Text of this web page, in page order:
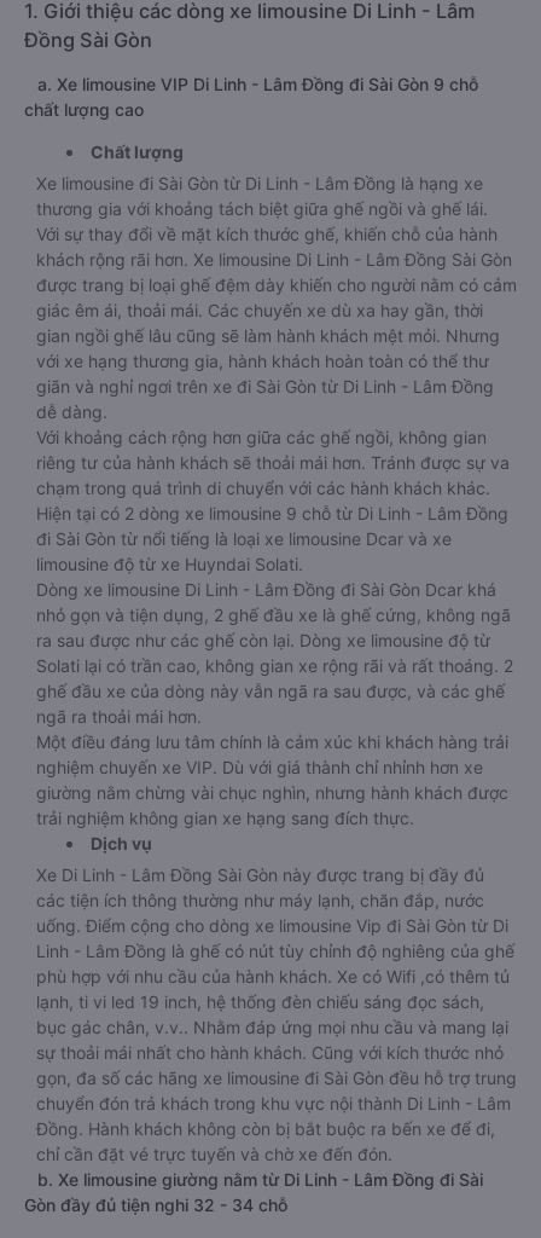
1. Giới thiệu các dòng xe limousine Di Linh - Lâm
Đồng Sài Gòn
a. Xe limousine VIP Di Linh - Lâm Đồng đi Sài Gòn 9 chỗ
chất lượng cao
Chất lượng
Xe limousine đi Sài Gòn từ Di Linh - Lâm Đồng là hạng xe
thương gia với khoảng tách biệt giữa ghế ngồi và ghế lái.
Với sự thay đổi về mặt kích thước ghế, khiến chỗ của hành
khách rộng rãi hơn. Xe limousine Di Linh - Lâm Đồng Sài Gòn
được trang bị loại ghế đệm dày khiến cho người nằm có cảm
giác êm ái, thoải mái. Các chuyến xe dù xa hay gần, thời
gian ngồi ghế lâu cũng sẽ làm hành khách mệt mỏi. Nhưng
với xe hạng thương gia, hành khách hoàn toàn có thể thư
giãn và nghỉ ngơi trên xe đi Sài Gòn từ Di Linh - Lâm Đồng
dễ dàng.
Với khoảng cách rộng hơn giữa các ghế ngồi, không gian
riêng tư của hành khách sẽ thoải mái hơn. Tránh được sự va
chạm trong quá trình di chuyển với các hành khách khác.
Hiện tại có 2 dòng xe limousine 9 chỗ từ Di Linh - Lâm Đồng
đi Sài Gòn từ nổi tiếng là loại xe limousine Dcar và xe
limousine độ từ xe Huyndai Solati.
Dòng xe limousine Di Linh - Lâm Đồng đi Sài Gòn Dcar khá
nhỏ gọn và tiện dụng, 2 ghế đầu xe là ghế cứng, không ngã
ra sau được như các ghế còn lại. Dòng xe limousine độ từ
Solati lại có trần cao, không gian xe rộng rãi và rất thoáng. 2
ghế đầu xe của dòng này vẫn ngã ra sau được, và các ghế
ngã ra thoải mái hơn.
Một điều đáng lưu tâm chính là cảm xúc khi khách hàng trải
nghiệm chuyến xe VIP. Dù với giá thành chỉ nhỉnh hơn xe
giường nằm chừng vài chục nghìn, nhưng hành khách được
trải nghiệm không gian xe hạng sang đích thực.
Dịch vụ
Xe Di Linh - Lâm Đồng Sài Gòn này được trang bị đầy đủ
các tiện ích thông thường như máy lạnh, chăn đắp, nước
uống. Điểm cộng cho dòng xe limousine Vip đi Sài Gòn từ Di
Linh - Lâm Đồng là ghế có nút tùy chỉnh độ nghiêng của ghế
phù hợp với nhu cầu của hành khách. Xe có Wifi ,có thêm tủ
lạnh, ti vi led 19 inch, hệ thống đèn chiếu sáng đọc sách,
bục gác chân, v.v.. Nhằm đáp ứng mọi nhu cầu và mang lại
sự thoải mái nhất cho hành khách. Cũng với kích thước nhỏ
gọn, đa số các hãng xe limousine đi Sài Gòn đều hỗ trợ trung
chuyển đón trả khách trong khu vực nội thành Di Linh - Lâm
Đồng. Hành khách không còn bị bắt buộc ra bến xe để đi,
chỉ cần đặt vé trực tuyến và chờ xe đến đón.
b. Xe limousine giường nằm từ Di Linh - Lâm Đồng đi Sài
Gòn đầy đủ tiện nghi 32 - 34 chỗ